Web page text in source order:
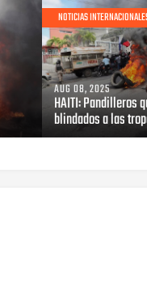
NOTICIAS
AUG 08, 2025
HAITI: Pandilleros
blindados a las